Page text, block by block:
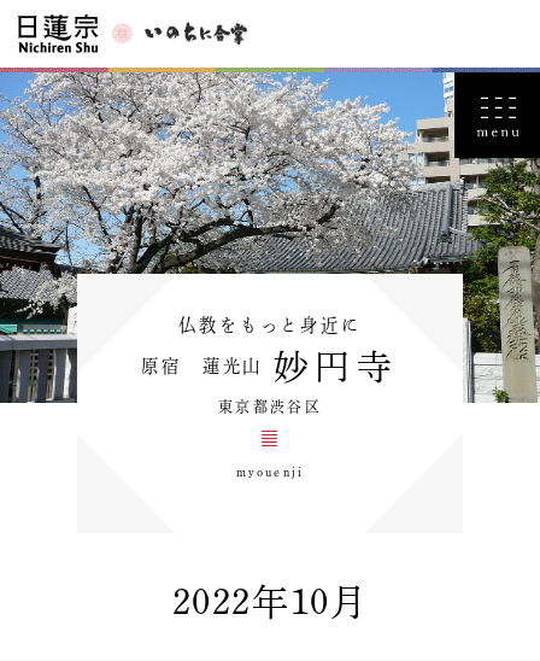
仏教をもっと身近に
原宿 蓮光山 妙円寺
東京都渋谷区
myouenji
2022年10月